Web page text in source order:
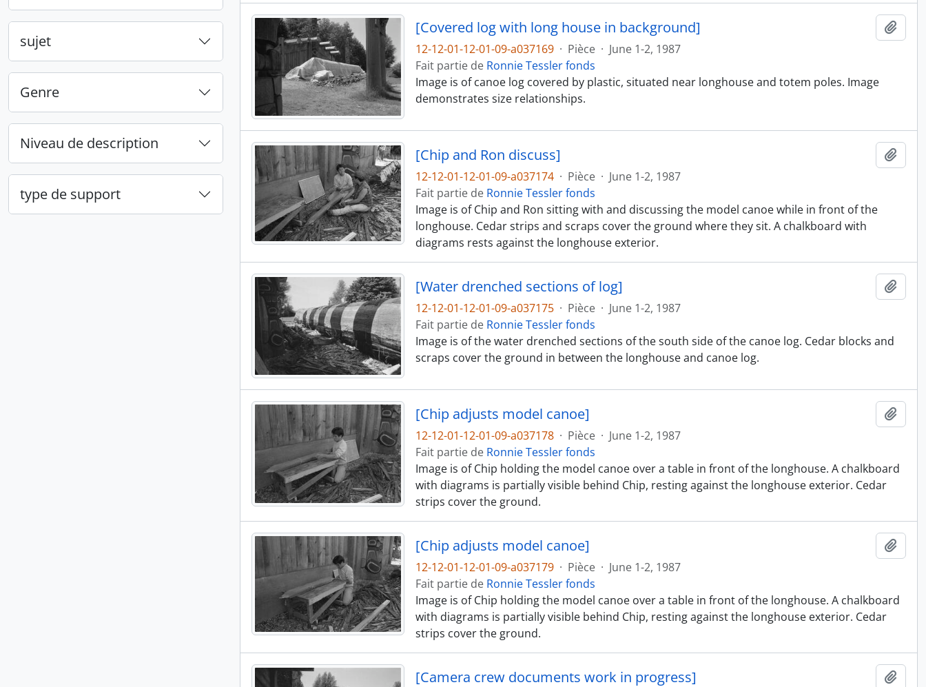
sujet
Genre
Niveau de description
type de support
[Covered log with long house in background]
12-12-01-12-01-09-a037169 · Pièce · June 1-2, 1987
Fait partie de Ronnie Tessler fonds
Image is of canoe log covered by plastic, situated near longhouse and totem poles. Image
demonstrates size relationships.
[Chip and Ron discuss]
12-12-01-12-01-09-a037174 · Pièce · June 1-2, 1987
Fait partie de Ronnie Tessler fonds
Image is of Chip and Ron sitting with and discussing the model canoe while in front of the
longhouse. Cedar strips and scraps cover the ground where they sit. A chalkboard with
diagrams rests against the longhouse exterior.
[Water drenched sections of log]
12-12-01-12-01-09-a037175 · Pièce · June 1-2, 1987
Fait partie de Ronnie Tessler fonds
Image is of the water drenched sections of the south side of the canoe log. Cedar blocks and
scraps cover the ground in between the longhouse and canoe log.
[Chip adjusts model canoe]
12-12-01-12-01-09-a037178 · Pièce · June 1-2, 1987
Fait partie de Ronnie Tessler fonds
Image is of Chip holding the model canoe over a table in front of the longhouse. A chalkboard
with diagrams is partially visible behind Chip, resting against the longhouse exterior. Cedar
strips cover the ground.
[Chip adjusts model canoe]
12-12-01-12-01-09-a037179 · Pièce · June 1-2, 1987
Fait partie de Ronnie Tessler fonds
Image is of Chip holding the model canoe over a table in front of the longhouse. A chalkboard
with diagrams is partially visible behind Chip, resting against the longhouse exterior. Cedar
strips cover the ground.
[Camera crew documents work in progress]